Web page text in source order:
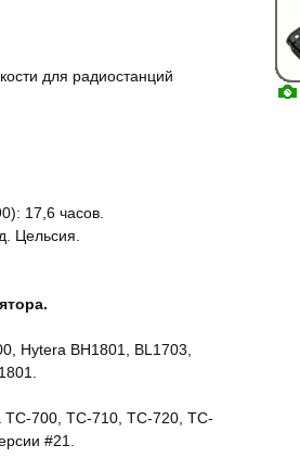
для радиостанций
17,6 часов.
Цельсия.
Hytera BH1801, BL1703,
700, TC-710, TC-720, TC-
#21.